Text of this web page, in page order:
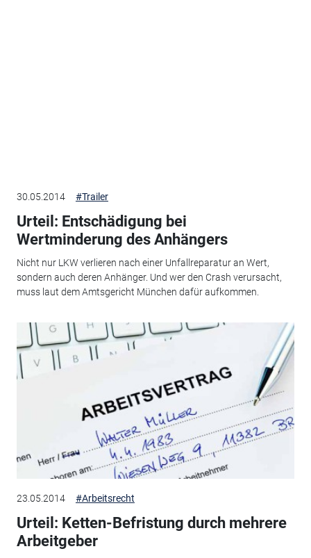
30.05.2014 #Trailer
Urteil: Entschädigung bei
Wertminderung des Anhängers
Nicht nur LKW verlieren nach einer Unfallreparatur an Wert,
sondern auch deren Anhänger. Und wer den Crash verursacht,
muss laut dem Amtsgericht München dafür aufkommen.
23.05.2014 #Arbeitsrecht
Urteil: Ketten-Befristung durch mehrere
Arbeitgeber